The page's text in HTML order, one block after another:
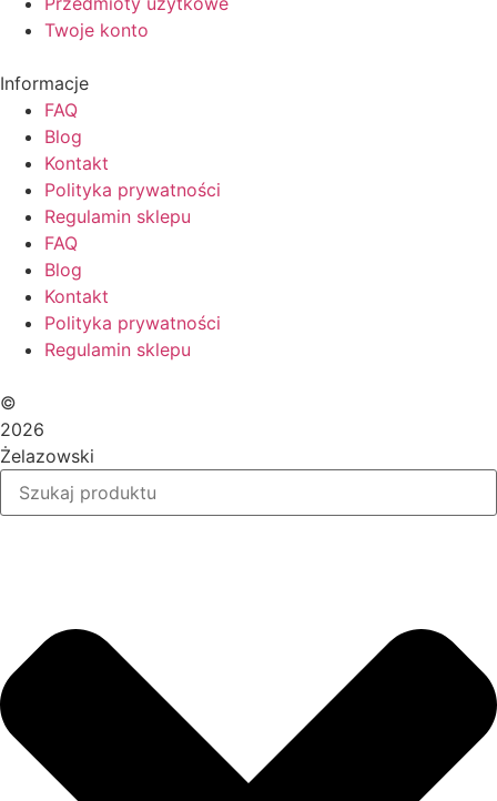
Twoje konto
Informacje
FAQ
Blog
Kontakt
Polityka prywatności
Regulamin sklepu
FAQ
Blog
Kontakt
Polityka prywatności
Regulamin sklepu
©
2026
Żelazowski